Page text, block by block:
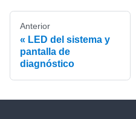
Anterior
LED del sistema y
pantalla de
diagnóstico